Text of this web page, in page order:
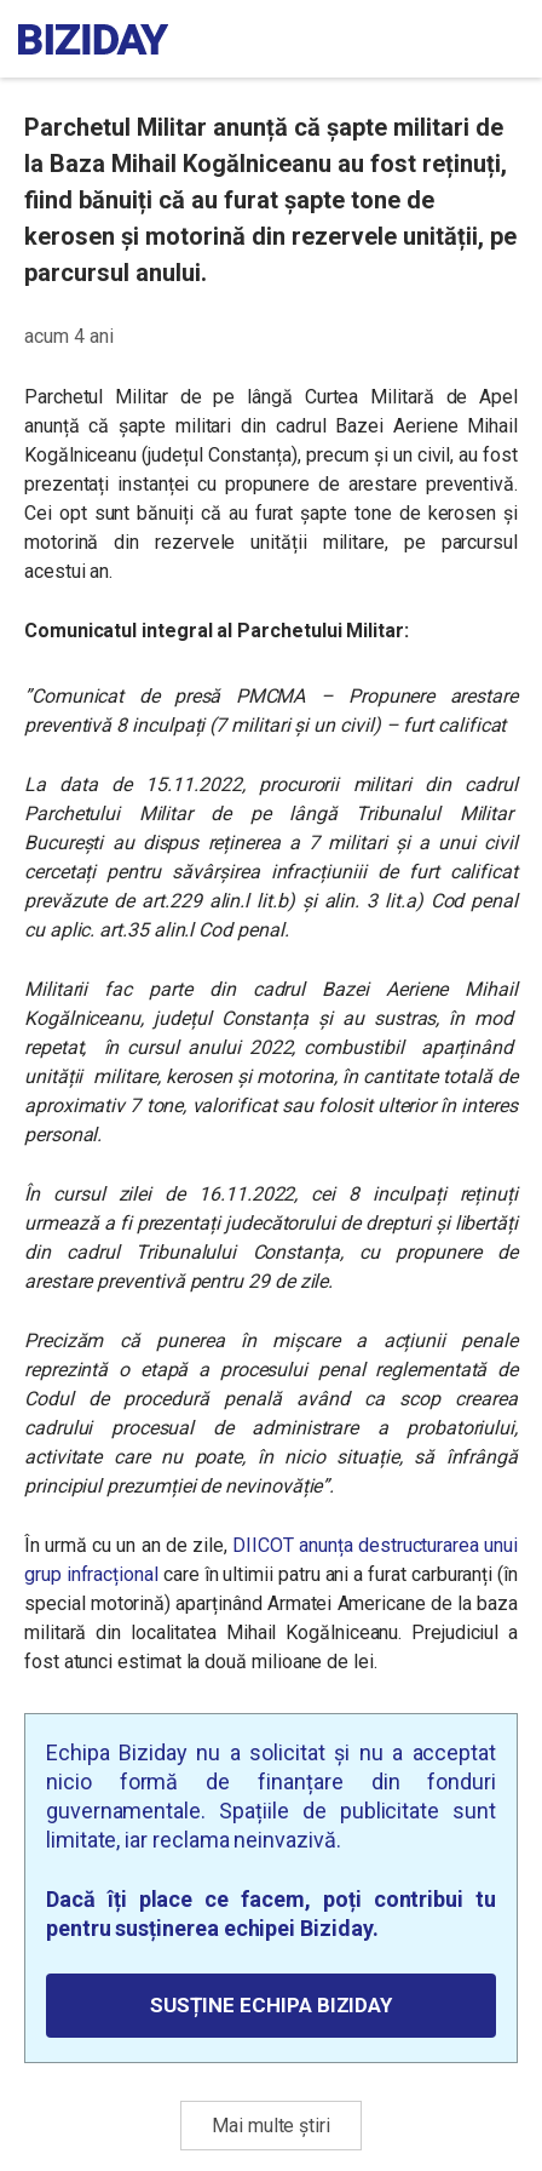
Parchetul Militar anunță că șapte militari de
la Baza Mihail Kogălniceanu au fost reținuți,
fiind bănuiți că au furat șapte tone de
kerosen și motorină din rezervele unității, pe
parcursul anului.
acum 4 ani
Parchetul Militar de pe lângă Curtea Militară de Apel
anunță că șapte militari din cadrul Bazei Aeriene Mihail
Kogălniceanu (județul Constanța), precum și un civil, au fost
prezentați instanței cu propunere de arestare preventivă.
Cei opt sunt bănuiți că au furat șapte tone de kerosen și
motorină din rezervele unității militare, pe parcursul
acestui an.
Comunicatul integral al Parchetului Militar:
”Comunicat de presă PMCMA – Propunere arestare
preventivă 8 inculpați (7 militari și un civil) – furt calificat
La data de 15.11.2022, procurorii militari din cadrul
Parchetului Militar de pe lângă Tribunalul Militar
București au dispus reținerea a 7 militari și a unui civil
cercetați pentru săvârșirea infracțiuniii de furt calificat
prevăzute de art.229 alin.l lit.b) și alin. 3 lit.a) Cod penal
cu aplic. art.35 alin.l Cod penal.
Militarii fac parte din cadrul Bazei Aeriene Mihail
Kogălniceanu, județul Constanța și au sustras, în mod
repetat, în cursul anului 2022, combustibil aparținând
unității militare, kerosen și motorina, în cantitate totală de
aproximativ 7 tone, valorificat sau folosit ulterior în interes
personal.
În cursul zilei de 16.11.2022, cei 8 inculpați reținuți
urmează a fi prezentați judecătorului de drepturi și libertăți
din cadrul Tribunalului Constanța, cu propunere de
arestare preventivă pentru 29 de zile.
Precizăm că punerea în mișcare a acțiunii penale
reprezintă o etapă a procesului penal reglementată de
Codul de procedură penală având ca scop crearea
cadrului procesual de administrare a probatoriului,
activitate care nu poate, în nicio situație, să înfrângă
principiul prezumției de nevinovăție”.
În urmă cu un an de zile, DIICOT anunța destructurarea unui
grup infracționalcare în ultimii patru ani a furat carburanți (în
special motorină) aparținând Armatei Americane de la baza
militară din localitatea Mihail Kogălniceanu. Prejudiciul a
fost atunci estimat la două milioane de lei.
Echipa Biziday nu a solicitat și nu a acceptat
nicio formă de finanțare din fonduri
guvernamentale. Spațiile de publicitate sunt
limitate, iar reclama neinvazivă.
Dacă îți place ce facem, poți contribui tu
pentru susținerea echipei Biziday.
SUSȚINE ECHIPA BIZIDAY
Mai multe știri